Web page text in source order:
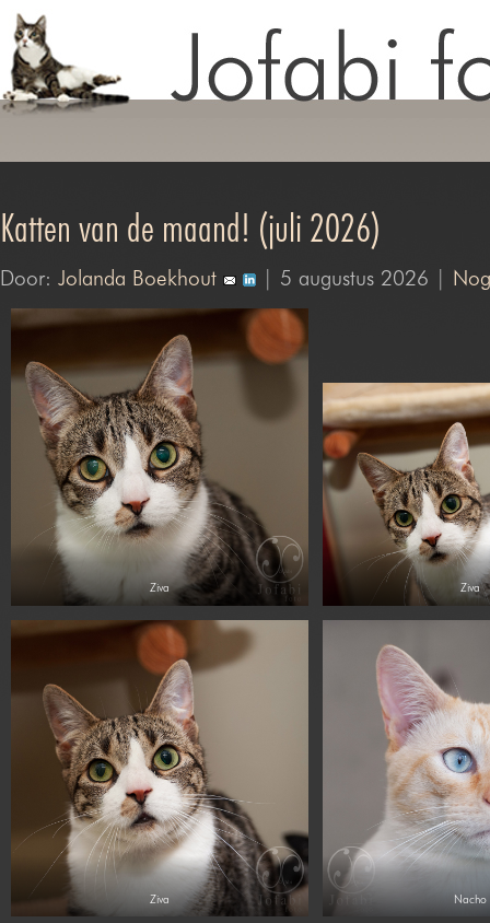
Katten van de maand! (juli 2026)
Door: Jolanda Boekhout | 5 augustus 2026 |
Ziva Ziva
Ziva Nacho